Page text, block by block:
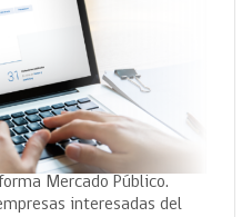
Mercado Público.
interesadas del